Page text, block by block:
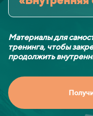
Материалы для
тренинга, чтобы
продолжить